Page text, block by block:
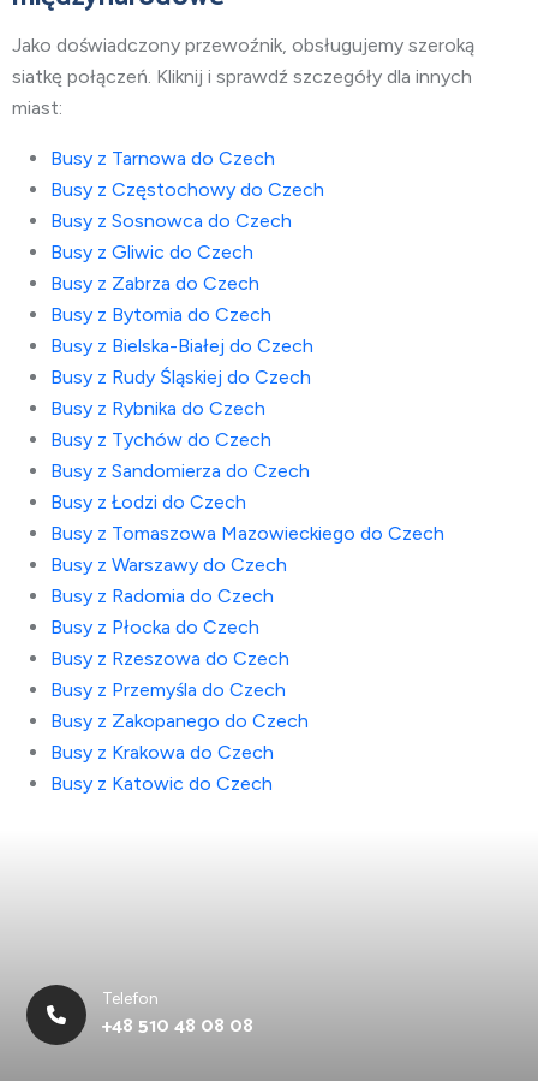
Jako doświadczony przewoźnik, obsługujemy szeroką
siatkę połączeń. Kliknij i sprawdź szczegóły dla innych
miast:
Busy z Tarnowa do Czech
Busy z Częstochowy do Czech
Busy z Sosnowca do Czech
Busy z Gliwic do Czech
Busy z Zabrza do Czech
Busy z Bytomia do Czech
Busy z Bielska-Białej do Czech
Busy z Rudy Śląskiej do Czech
Busy z Rybnika do Czech
Busy z Tychów do Czech
Busy z Sandomierza do Czech
Busy z Łodzi do Czech
Busy z Tomaszowa Mazowieckiego do Czech
Busy z Warszawy do Czech
Busy z Radomia do Czech
Busy z Płocka do Czech
Busy z Rzeszowa do Czech
Busy z Przemyśla do Czech
Busy z Zakopanego do Czech
Busy z Krakowa do Czech
Busy z Katowic do Czech
Telefon
+48 510 48 08 08